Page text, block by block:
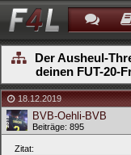
Der Ausheul-
deinen FUT-20-
18.12.2019
BVB-Oehli-BVB
Beiträge: 895
Zitat: